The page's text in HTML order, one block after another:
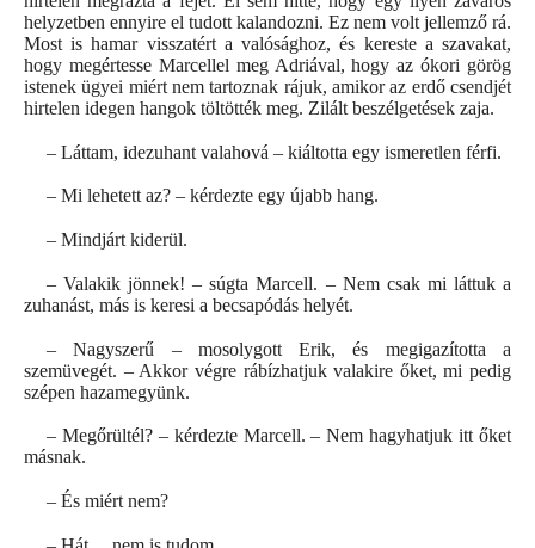
helyzetben ennyire el tudott kalandozni. Ez nem volt jellemző rá.
Most is hamar visszatért a valósághoz, és kereste a szavakat,
hogy megértesse Marcellel meg Adriával, hogy az ókori görög
istenek ügyei miért nem tartoznak rájuk, amikor az erdő csendjét
hirtelen idegen hangok töltötték meg. Zilált beszélgetések zaja.
– Láttam, idezuhant valahová – kiáltotta egy ismeretlen férfi.
– Mi lehetett az? – kérdezte egy újabb hang.
– Mindjárt kiderül.
– Valakik jönnek! – súgta Marcell. – Nem csak mi láttuk a
zuhanást, más is keresi a becsapódás helyét.
– Nagyszerű – mosolygott Erik, és megigazította a
szemüvegét. – Akkor végre rábízhatjuk valakire őket, mi pedig
szépen hazamegyünk.
– Megőrültél? – kérdezte Marcell. – Nem hagyhatjuk itt őket
másnak.
– És miért nem?